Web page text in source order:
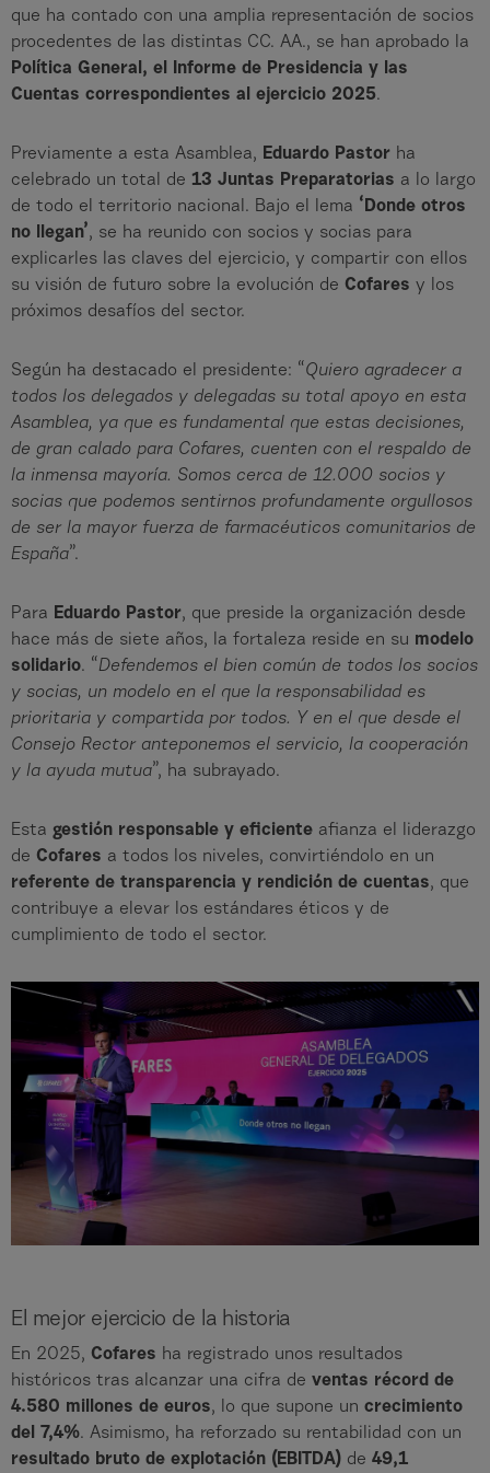
que ha contado con una amplia representación de socios
procedentes de las distintas CC. AA., se han aprobado la
Política General, el Informe de Presidencia y las
Cuentas correspondientes al ejercicio 2025.
Previamente a esta Asamblea, Eduardo Pastor ha
celebrado un total de 13 Juntas Preparatorias a lo largo
de todo el territorio nacional. Bajo el lema ‘Donde otros
no llegan’, se ha reunido con socios y socias para
explicarles las claves del ejercicio, y compartir con ellos
su visión de futuro sobre la evolución de Cofares y los
próximos desafíos del sector.
Según ha destacado el presidente: “Quiero agradecer a
todos los delegados y delegadas su total apoyo en esta
Asamblea, ya que es fundamental que estas decisiones,
de gran calado para Cofares, cuenten con el respaldo de
la inmensa mayoría. Somos cerca de 12.000 socios y
socias que podemos sentirnos profundamente orgullosos
de ser la mayor fuerza de farmacéuticos comunitarios de
España”.
Para Eduardo Pastor, que preside la organización desde
hace más de siete años, la fortaleza reside en su modelo
solidario. “Defendemos el bien común de todos los socios
y socias, un modelo en el que la responsabilidad es
prioritaria y compartida por todos. Y en el que desde el
Consejo Rector anteponemos el servicio, la cooperación
y la ayuda mutua”, ha subrayado.
Esta gestión responsable y eficiente afianza el liderazgo
de Cofares a todos los niveles, convirtiéndolo en un
referente de transparencia y rendición de cuentas, que
contribuye a elevar los estándares éticos y de
cumplimiento de todo el sector.
El mejor ejercicio de la historia
En 2025, Cofares ha registrado unos resultados
históricos tras alcanzar una cifra de ventas récord de
4.580 millones de euros, lo que supone un crecimiento
del 7,4%. Asimismo, ha reforzado su rentabilidad con un
resultado bruto de explotación (EBITDA) de 49,1